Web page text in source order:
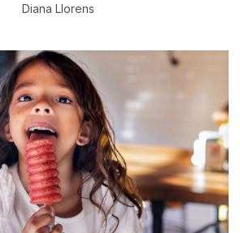
Diana Llorens